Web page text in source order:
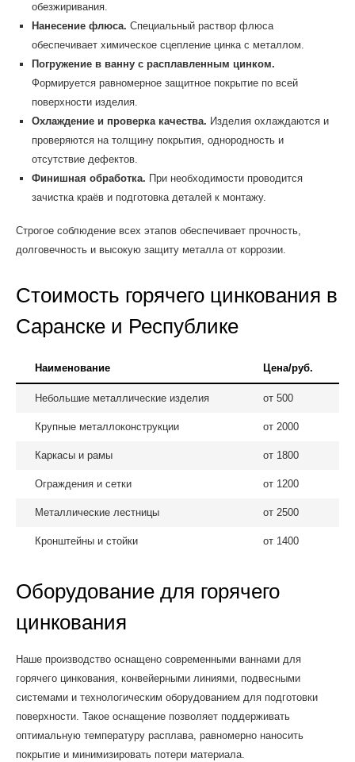
обезжиривания.
Нанесение флюса. Специальный раствор флюса
обеспечивает химическое сцепление цинка с металлом.
Погружение в ванну с расплавленным цинком.
Формируется равномерное защитное покрытие по всей
поверхности изделия.
Охлаждение и проверка качества. Изделия охлаждаются и
проверяются на толщину покрытия, однородность и
отсутствие дефектов.
Финишная обработка. При необходимости проводится
зачистка краёв и подготовка деталей к монтажу.
Строгое соблюдение всех этапов обеспечивает прочность,
долговечность и высокую защиту металла от коррозии.
Стоимость горячего цинкования в
Саранске и Республике
Наименование Цена/руб.
Небольшие металлические изделия от 500
Крупные металлоконструкции от 2000
Каркасы и рамы от 1800
Ограждения и сетки от 1200
Металлические лестницы от 2500
Кронштейны и стойки от 1400
Оборудование для горячего
цинкования
Наше производство оснащено современными ваннами для
горячего цинкования, конвейерными линиями, подвесными
системами и технологическим оборудованием для подготовки
поверхности. Такое оснащение позволяет поддерживать
оптимальную температуру расплава, равномерно наносить
покрытие и минимизировать потери материала.